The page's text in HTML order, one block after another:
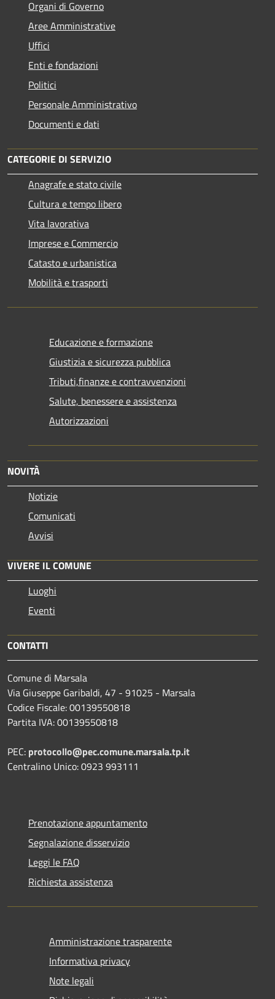
Organi di Governo
Aree Amministrative
Uffici
Enti e fondazioni
Politici
Personale Amministrativo
Documenti e dati
CATEGORIE DI SERVIZIO
Anagrafe e stato civile
Cultura e tempo libero
Vita lavorativa
Imprese e Commercio
Catasto e urbanistica
Mobilità e trasporti
Educazione e formazione
Giustizia e sicurezza pubblica
Tributi,finanze e contravvenzioni
Salute, benessere e assistenza
Autorizzazioni
NOVITÀ
Notizie
Comunicati
Avvisi
VIVERE IL COMUNE
Luoghi
Eventi
CONTATTI
Comune di Marsala
Via Giuseppe Garibaldi, 47 - 91025 - Marsala
Codice Fiscale: 00139550818
Partita IVA: 00139550818
PEC: protocollo@pec.comune.marsala.tp.it
Centralino Unico: 0923 993111
Prenotazione appuntamento
Segnalazione disservizio
Leggi le FAQ
Richiesta assistenza
Amministrazione trasparente
Informativa privacy
Note legali